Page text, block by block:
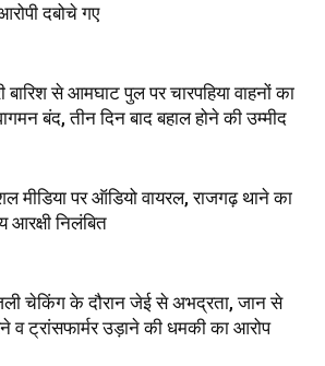
दबोचे गए
बारिश से आमघाट पुल पर चारपहिया वाहनों का
बंद, तीन दिन बाद बहाल होने की उम्मीद
मीडिया पर ऑडियो वायरल, राजगढ़ थाने का
आरक्षी निलंबित
चेकिंग के दौरान जेई से अभद्रता, जान से
व ट्रांसफार्मर उड़ाने की धमकी का आरोप